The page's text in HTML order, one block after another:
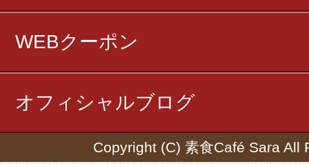
WEBクーポン
オフィシャルブログ
Copyright (C) 素食Café Sara All